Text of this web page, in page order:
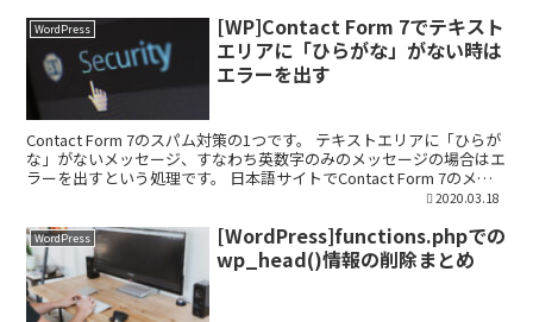
WordPress
[WP]Contact Form 7でテキスト
エリアに「ひらがな」がない時は
エラーを出す
Contact Form 7のスパム対策の1つです。 テキストエリアに「ひらが
な」がないメッセージ、すなわち英数字のみのメッセージの場合はエ
ラーを出すという処理です。 日本語サイトでContact Form 7のメー
2020.03.18
WordPress
[WordPress]functions.phpでの
wp_head()情報の削除まとめ